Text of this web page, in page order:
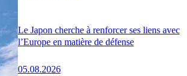
Le Japon cherche à renforcer ses liens avec
l’Europe en matière de défense
05.08.2026